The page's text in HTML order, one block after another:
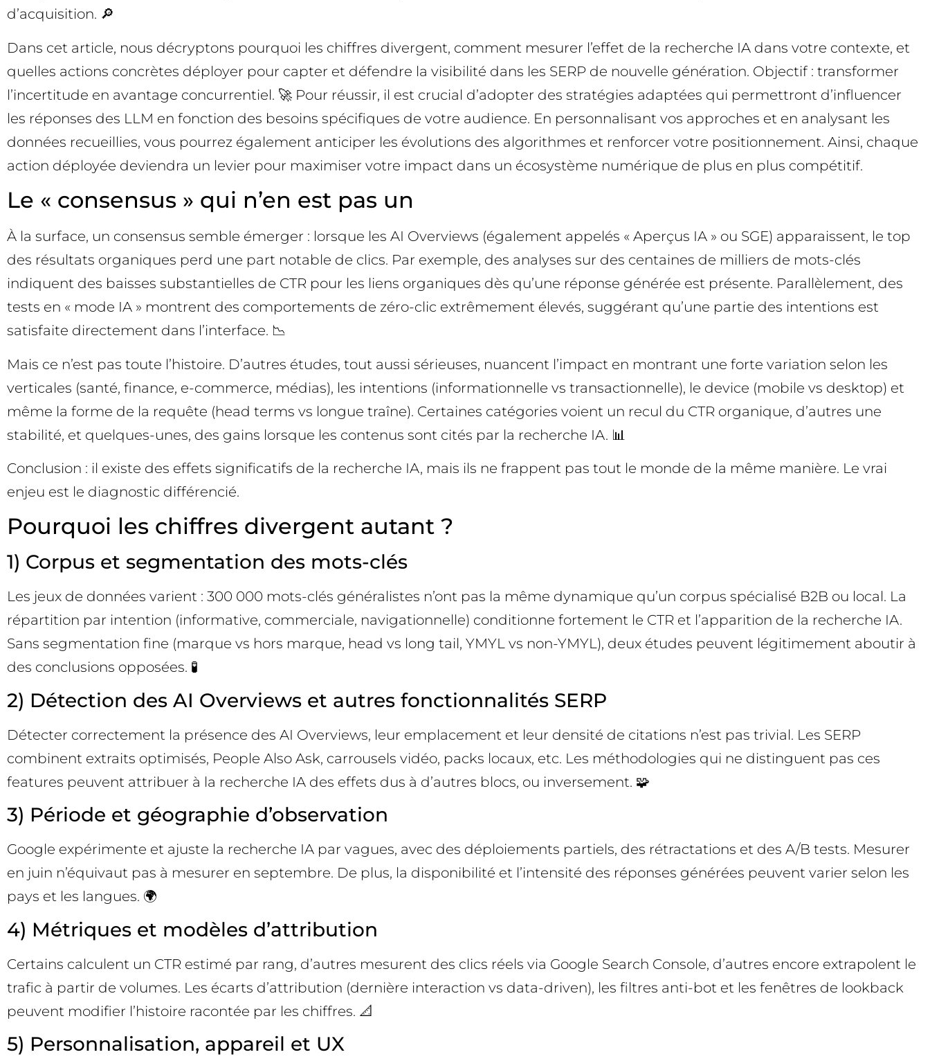
d’acquisition. 🔎
Dans cet article, nous décryptons pourquoi les chiffres divergent, comment mesurer l’effet de la recherche IA dans votre contexte, et
quelles actions concrètes déployer pour capter et défendre la visibilité dans les SERP de nouvelle génération. Objectif : transformer
l’incertitude en avantage concurrentiel. 🚀 Pour réussir, il est crucial d’adopter des stratégies adaptées qui permettront d’influencer
les réponses des LLM en fonction des besoins spécifiques de votre audience. En personnalisant vos approches et en analysant les
données recueillies, vous pourrez également anticiper les évolutions des algorithmes et renforcer votre positionnement. Ainsi, chaque
action déployée deviendra un levier pour maximiser votre impact dans un écosystème numérique de plus en plus compétitif.
Le « consensus » qui n’en est pas un
À la surface, un consensus semble émerger : lorsque les AI Overviews (également appelés « Aperçus IA » ou SGE) apparaissent, le top
des résultats organiques perd une part notable de clics. Par exemple, des analyses sur des centaines de milliers de mots-clés
indiquent des baisses substantielles de CTR pour les liens organiques dès qu’une réponse générée est présente. Parallèlement, des
tests en « mode IA » montrent des comportements de zéro-clic extrêmement élevés, suggérant qu’une partie des intentions est
satisfaite directement dans l’interface. 📉
Mais ce n’est pas toute l’histoire. D’autres études, tout aussi sérieuses, nuancent l’impact en montrant une forte variation selon les
verticales (santé, finance, e-commerce, médias), les intentions (informationnelle vs transactionnelle), le device (mobile vs desktop) et
même la forme de la requête (head terms vs longue traîne). Certaines catégories voient un recul du CTR organique, d’autres une
stabilité, et quelques-unes, des gains lorsque les contenus sont cités par la recherche IA. 📊
Conclusion : il existe des effets significatifs de la recherche IA, mais ils ne frappent pas tout le monde de la même manière. Le vrai
enjeu est le diagnostic différencié.
Pourquoi les chiffres divergent autant ?
1) Corpus et segmentation des mots-clés
Les jeux de données varient : 300 000 mots-clés généralistes n’ont pas la même dynamique qu’un corpus spécialisé B2B ou local. La
répartition par intention (informative, commerciale, navigationnelle) conditionne fortement le CTR et l’apparition de la recherche IA.
Sans segmentation fine (marque vs hors marque, head vs long tail, YMYL vs non-YMYL), deux études peuvent légitimement aboutir à
des conclusions opposées. 🧪
2) Détection des AI Overviews et autres fonctionnalités SERP
Détecter correctement la présence des AI Overviews, leur emplacement et leur densité de citations n’est pas trivial. Les SERP
combinent extraits optimisés, People Also Ask, carrousels vidéo, packs locaux, etc. Les méthodologies qui ne distinguent pas ces
features peuvent attribuer à la recherche IA des effets dus à d’autres blocs, ou inversement. 🧩
3) Période et géographie d’observation
Google expérimente et ajuste la recherche IA par vagues, avec des déploiements partiels, des rétractations et des A/B tests. Mesurer
en juin n’équivaut pas à mesurer en septembre. De plus, la disponibilité et l’intensité des réponses générées peuvent varier selon les
pays et les langues. 🌍
4) Métriques et modèles d’attribution
Certains calculent un CTR estimé par rang, d’autres mesurent des clics réels via Google Search Console, d’autres encore extrapolent le
trafic à partir de volumes. Les écarts d’attribution (dernière interaction vs data-driven), les filtres anti-bot et les fenêtres de lookback
peuvent modifier l’histoire racontée par les chiffres. 📐
5) Personnalisation, appareil et UX